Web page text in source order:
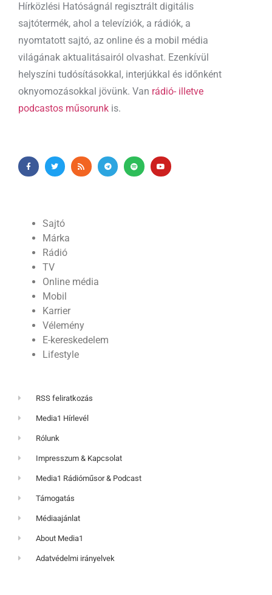
Hírközlési Hatóságnál regisztrált digitális
sajtótermék, ahol a televíziók, a rádiók, a
nyomtatott sajtó, az online és a mobil média
világának aktualitásairól olvashat. Ezenkívül
helyszíni tudósításokkal, interjúkkal és időnként
oknyomozásokkal jövünk. Van rádió- illetve
podcastos műsorunk is.
Sajtó
Márka
Rádió
TV
Online média
Mobil
Karrier
Vélemény
E-kereskedelem
Lifestyle
RSS feliratkozás
Media1 Hírlevél
Rólunk
Impresszum & Kapcsolat
Media1 Rádióműsor & Podcast
Támogatás
Médiaajánlat
About Media1
Adatvédelmi irányelvek